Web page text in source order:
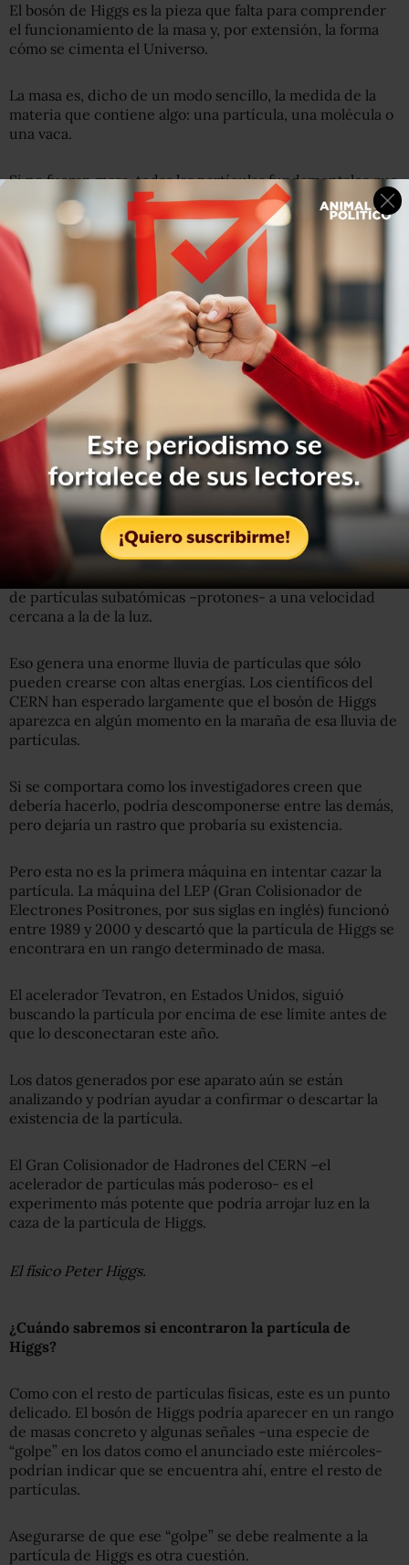
El bosón de Higgs es la pieza que falta para comprender
el funcionamiento de la masa y, por extensión, la forma
cómo se cimenta el Universo.
La masa es, dicho de un modo sencillo, la medida de la
materia que contiene algo: una partícula, una molécula o
una vaca.
Si no fueran masa, todas las partículas fundamentales que
componen los átomos y las vacas se desvanecerían a la
velocidad de la luz y el Universo tal como lo conocemos
no habría podido constituirse en materia.
El mecanismo de Higgs propone que existe un campo
que atraviesa el Universo –el campo de Higgs- que
permite a las partículas obtener su masa. La interacción
con ese campo –con los bosones de Higgs que salen de
él- otorgaría masa a las partículas.
¿Cómo buscan los científicos el bosón de Higgs?
Irónicamente, el Modelo Estándar no predice la masa
exacta del bosón de Higgs. Los aceleradores de partículas
como el del CERN, situado entre Francia y Suiza, intentan
buscar la partícula de forma sistemática en una serie de
rangos de masa en los que podría situarse.
El acelerador funciona haciendo colisionar dos chorros
de partículas subatómicas –protones- a una velocidad
cercana a la de la luz.
Eso genera una enorme lluvia de partículas que sólo
pueden crearse con altas energías. Los científicos del
CERN han esperado largamente que el bosón de Higgs
aparezca en algún momento en la maraña de esa lluvia de
partículas.
Si se comportara como los investigadores creen que
debería hacerlo, podría descomponerse entre las demás,
pero dejaría un rastro que probaría su existencia.
Pero esta no es la primera máquina en intentar cazar la
partícula. La máquina del LEP (Gran Colisionador de
Electrones Positrones, por sus siglas en inglés) funcionó
entre 1989 y 2000 y descartó que la partícula de Higgs se
encontrara en un rango determinado de masa.
El acelerador Tevatron, en Estados Unidos, siguió
buscando la partícula por encima de ese límite antes de
que lo desconectaran este año.
Los datos generados por ese aparato aún se están
analizando y podrían ayudar a confirmar o descartar la
existencia de la partícula.
El Gran Colisionador de Hadrones del CERN –el
acelerador de partículas más poderoso- es el
experimento más potente que podría arrojar luz en la
caza de la partícula de Higgs.
El físico Peter Higgs.
¿Cuándo sabremos si encontraron la partícula de
Higgs?
Como con el resto de partículas físicas, este es un punto
delicado. El bosón de Higgs podría aparecer en un rango
de masas concreto y algunas señales –una especie de
“golpe” en los datos como el anunciado este miércoles-
podrían indicar que se encuentra ahí, entre el resto de
partículas.
Asegurarse de que ese “golpe” se debe realmente a la
partícula de Higgs es otra cuestión.